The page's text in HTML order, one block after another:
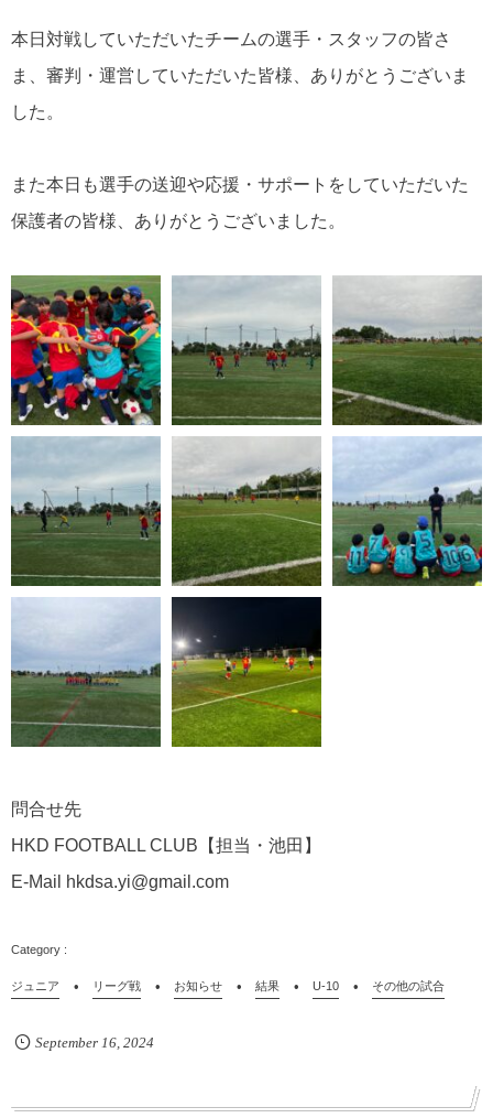
本日対戦していただいたチームの選手・スタッフの皆さ
ま、審判・運営していただいた皆様、ありがとうございま
した。
また本日も選手の送迎や応援・サポートをしていただいた
保護者の皆様、ありがとうございました。
問合せ先
HKD FOOTBALL CLUB【担当・池田】
E-Mail hkdsa.yi@gmail.com
ジュニア リーグ戦 お知らせ 結果 U-10 その他の試合
September 16, 2024